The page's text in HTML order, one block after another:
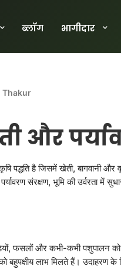
ब्लॉग भागीदार
Thakur
और
है जिसमें खेती, बागवानी और
संरक्षण, भूमि की उर्वरता में
फसलों और कभी-कभी
बहुपक्षीय लाभ मिलते हैं। उदाहरण